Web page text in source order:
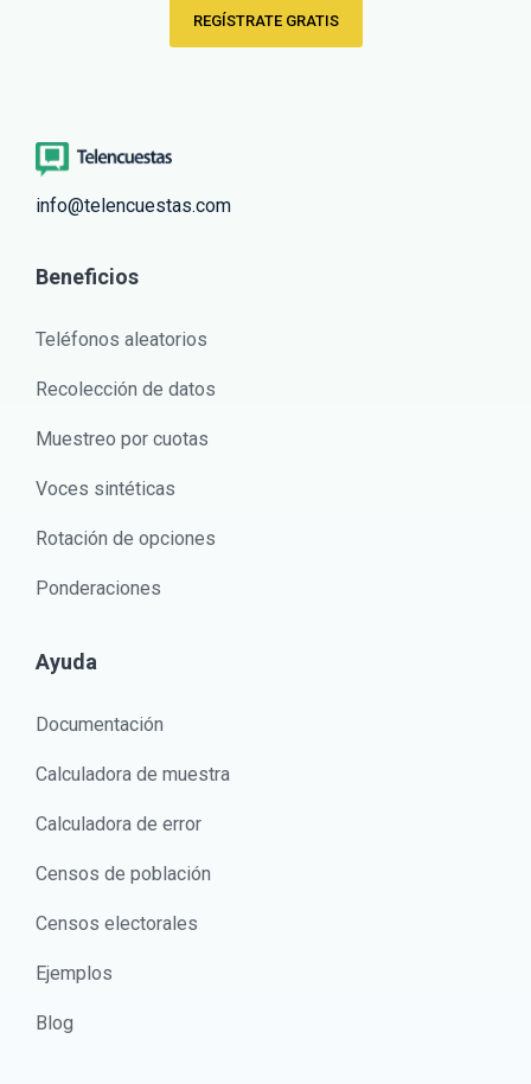
REGÍSTRATE GRATIS
info@telencuestas.com
Beneficios
Teléfonos aleatorios
Recolección de datos
Muestreo por cuotas
Voces sintéticas
Rotación de opciones
Ponderaciones
Ayuda
Documentación
Calculadora de muestra
Calculadora de error
Censos de población
Censos electorales
Ejemplos
Blog